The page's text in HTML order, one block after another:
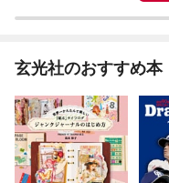
玄光社のおすすめ本